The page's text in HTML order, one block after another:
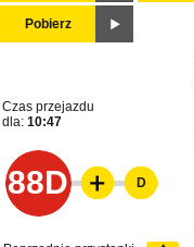
Pobierz
Czas przejazdu
dla: 10:47
88D D